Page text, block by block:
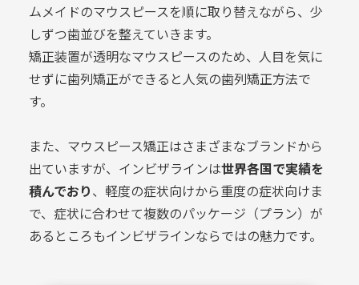
ムメイドのマウスピースを順に取り替えながら、少
しずつ歯並びを整えていきます。
矯正装置が透明なマウスピースのため、人目を気に
せずに歯列矯正ができると人気の歯列矯正方法で
す。
また、マウスピース矯正はさまざまなブランドから
出ていますが、インビザラインは世界各国で実績を
積んでおり、軽度の症状向けから重度の症状向けま
で、症状に合わせて複数のパッケージ（プラン）が
あるところもインビザラインならではの魅力です。